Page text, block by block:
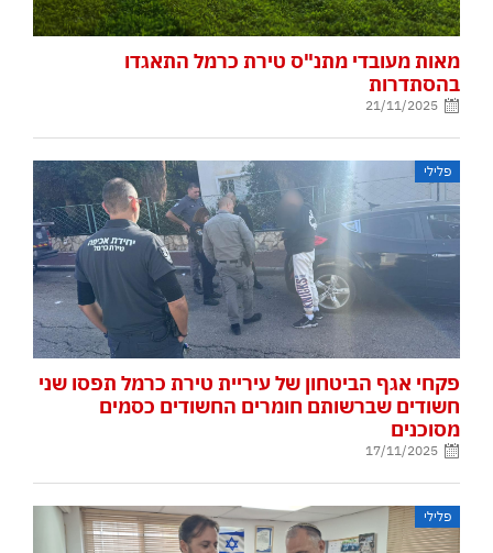
מאות מעובדי מתנ"ס טירת כרמל התאגדו
בהסתדרות
21/11/2025
פלילי
פקחי אגף הביטחון של עיריית טירת כרמל תפסו שני
חשודים שברשותם חומרים החשודים כסמים
מסוכנים
17/11/2025
פלילי